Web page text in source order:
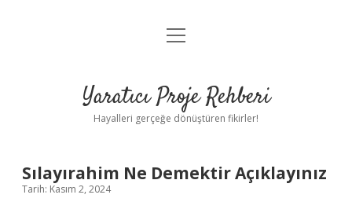
Anasayfa
Yasal Uyarı
menüyü
Yaratıcı Proje Rehberi
Hayalleri gerçeğe dönüştüren fikirler!
Sılayırahim Ne Demektir Açıklayınız
Tarih: Kasım 2, 2024